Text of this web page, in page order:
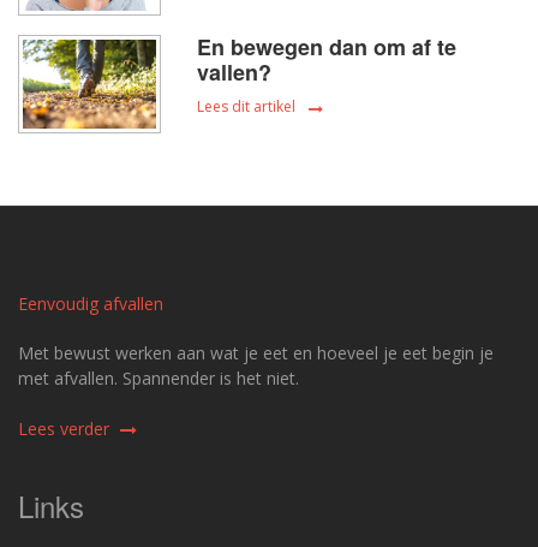
En bewegen dan om af te
vallen?
Lees dit artikel
Eenvoudig afvallen
Met bewust werken aan wat je eet en hoeveel je eet begin je
met afvallen. Spannender is het niet.
Lees verder
Links